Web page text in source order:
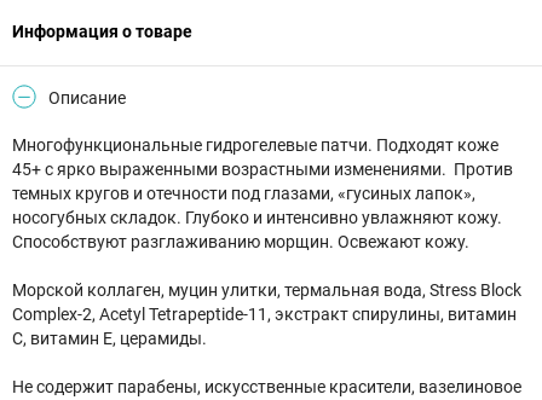
Информация о товаре
Описание
Многофункциональные гидрогелевые патчи. Подходят коже
45+ с ярко выраженными возрастными изменениями. Против
темных кругов и отечности под глазами, «гусиных лапок»,
носогубных складок. Глубоко и интенсивно увлажняют кожу.
Способствуют разглаживанию морщин. Освежают кожу.
Морской коллаген, муцин улитки, термальная вода, Stress Block
Complex-2, Acetyl Tetrapeptide-11, экстракт спирулины, витамин
С, витамин Е, церамиды.
Не содержит парабены, искусственные красители, вазелиновое